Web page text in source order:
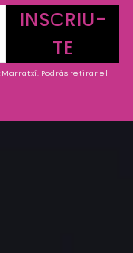
INSCRIU-
TE
Podràs retirar el